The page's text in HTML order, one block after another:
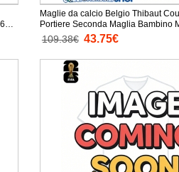
Maglie da calcio Belgio Thibaut
Portiere Seconda Maglia Bambino
Manica Lunga + Pantaloni corti)
109.38€ 43.75€